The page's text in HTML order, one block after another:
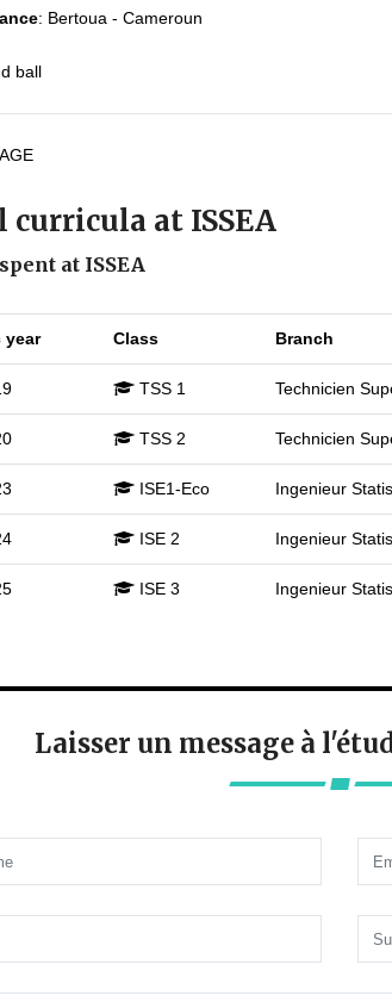
: Bertoua - Cameroun
ball
curricula at ISSEA
at ISSEA
year Class Branch
TSS 1 Technicien
TSS 2 Technicien
ISE1-Eco Ingenieur
ISE 2 Ingenieur
ISE 3 Ingenieur
Laisser un message à